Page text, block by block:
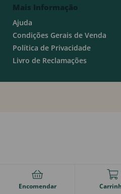
Mais Informação
Ajuda
Condições Gerais de Venda
Política de Privacidade
Livro de Reclamações
Encomendar